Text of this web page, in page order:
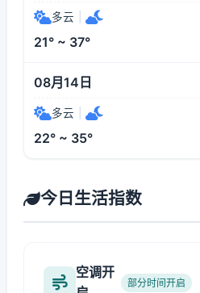
多云
21° ~ 37°
08月14日
多云
22° ~ 35°
今日生活指数
空调开
部分时间开启